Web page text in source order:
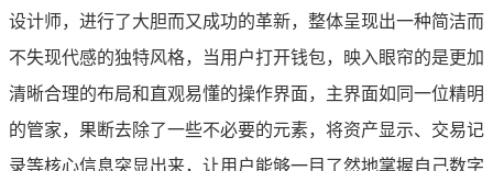
设计师，进行了大胆而又成功的革新，整体呈现出一种简洁而
不失现代感的独特风格，当用户打开钱包，映入眼帘的是更加
清晰合理的布局和直观易懂的操作界面，主界面如同一位精明
的管家，果断去除了一些不必要的元素，将资产显示、交易记
录等核心信息突显出来，让用户能够一目了然地掌握自己数字